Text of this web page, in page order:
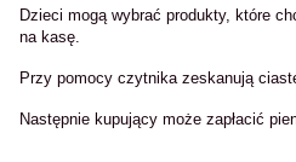
Dzieci mogą wybrać produkty, które
na kasę.
Przy pomocy czytnika zeskanują
Następnie kupujący może zapłacić